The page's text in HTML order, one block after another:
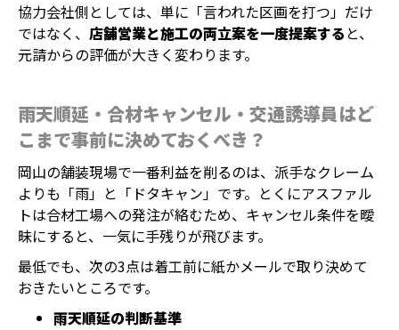
協力会社側としては、単に「言われた区画を打つ」だけ
ではなく、 店舗営業と施工の両立案を一度提案する と、
元請からの評価が大きく変わります。
雨天順延・合材キャンセル・交通誘導員はど
こまで事前に決めておくべき？
岡山の舗装現場で一番利益を削るのは、派手なクレーム
よりも「雨」と「ドタキャン」です。とくにアスファル
トは合材工場への発注が絡むため、キャンセル条件を曖
昧にすると、一気に手残りが飛びます。
最低でも、次の3点は着工前に紙かメールで取り決めて
おきたいところです。
雨天順延の判断基準